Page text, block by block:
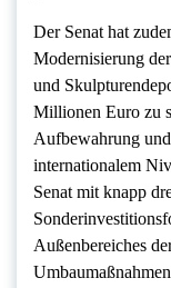
Der Senat hat
Modernisierung
und
Millionen Euro zu
Aufbewahrung
internationalem
Senat mit knapp
Außenbereiches